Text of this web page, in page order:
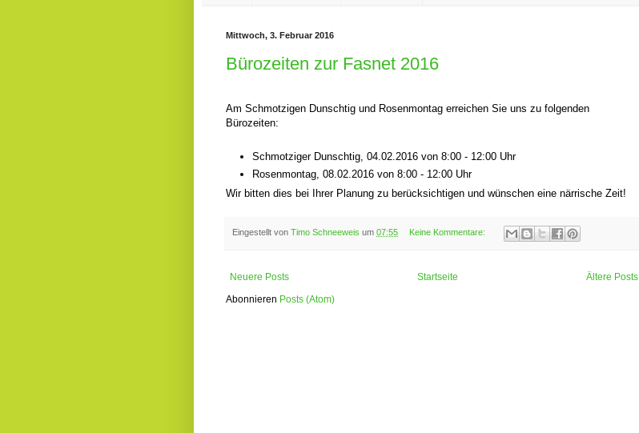
Mittwoch, 3. Februar 2016
Bürozeiten zur Fasnet 2016
Am Schmotzigen Dunschtig und Rosenmontag erreichen Sie uns zu folgenden
Bürozeiten:
Schmotziger Dunschtig, 04.02.2016 von 8:00 - 12:00 Uhr
Rosenmontag, 08.02.2016 von 8:00 - 12:00 Uhr
Wir bitten dies bei Ihrer Planung zu berücksichtigen und wünschen eine närrische Zeit!
Eingestellt von Timo Schneeweis um 07:55 Keine Kommentare:
Neuere Posts Ältere Posts
Startseite
Abonnieren Posts (Atom)